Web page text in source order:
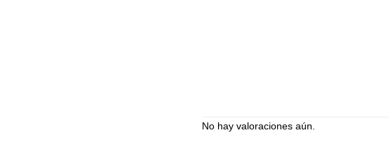
No hay valoraciones aún.